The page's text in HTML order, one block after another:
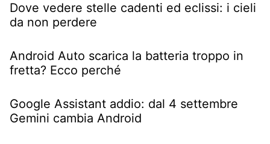
Dove vedere stelle cadenti ed eclissi: i cieli
da non perdere
Android Auto scarica la batteria troppo in
fretta? Ecco perché
Google Assistant addio: dal 4 settembre
Gemini cambia Android